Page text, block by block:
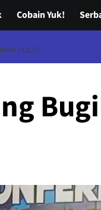
Cobain Yuk!
POLISI